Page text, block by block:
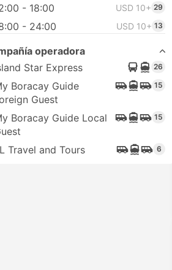
- 18:00 USD 10+ 29
- 24:00 USD 10+ 13
operadora
Star Express
26
Boracay Guide
Guest
15
Boracay Guide Local
15
Travel and Tours 6